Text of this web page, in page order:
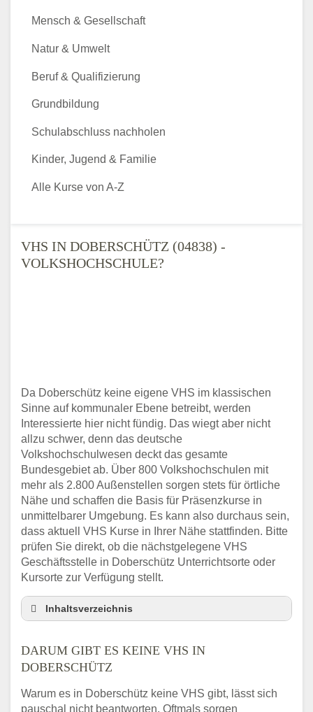
VHS IN DOBERSCHÜTZ (04838) -
VOLKSHOCHSCHULE?
Da Doberschütz keine eigene VHS im klassischen
Sinne auf kommunaler Ebene betreibt, werden
Interessierte hier nicht fündig. Das wiegt aber nicht
allzu schwer, denn das deutsche
Volkshochschulwesen deckt das gesamte
Bundesgebiet ab. Über 800 Volkshochschulen mit
mehr als 2.800 Außenstellen sorgen stets für örtliche
Nähe und schaffen die Basis für Präsenzkurse in
unmittelbarer Umgebung. Es kann also durchaus sein,
dass aktuell VHS Kurse in Ihrer Nähe stattfinden. Bitte
prüfen Sie direkt, ob die nächstgelegene VHS
Geschäftsstelle in Doberschütz Unterrichtsorte oder
Kursorte zur Verfügung stellt.
Inhaltsverzeichnis
3 schnelle Tipps
Checkliste: So finden auch Menschen aus
Abendschule in der Region rund um
DARUM GIBT ES KEINE VHS IN
DOBERSCHÜTZ
Warum es in Doberschütz keine VHS gibt, lässt sich
pauschal nicht beantworten. Oftmals sorgen
Mensch & Gesellschaft
Natur & Umwelt
Beruf & Qualifizierung
Grundbildung
Schulabschluss nachholen
Kinder, Jugend & Familie
Alle Kurse von A-Z